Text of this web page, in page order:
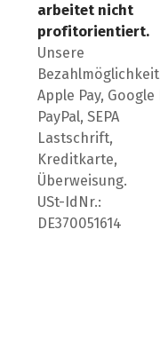
arbeitet nicht
profitorientiert.
Unsere
Apple Pay, Google
PayPal, SEPA
Lastschrift,
Kreditkarte,
Überweisung.
USt-IdNr.:
DE370051614